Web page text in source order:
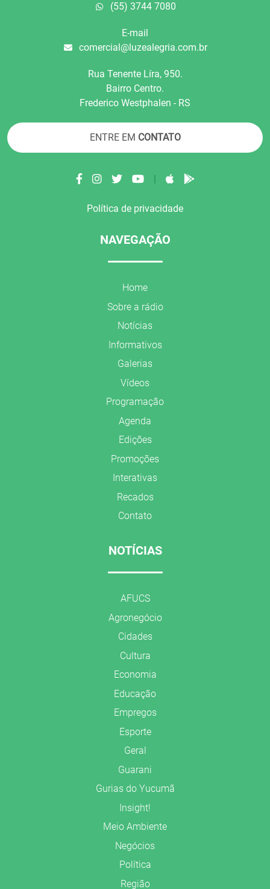
(55) 3744 7080
E-mail
comercial@luzealegria.com.br
Rua Tenente Líra, 950.
Bairro Centro.
Frederico Westphalen - RS
ENTRE EM CONTATO
|
Política de privacidade
NAVEGAÇÃO
Home
Sobre a rádio
Notícias
Informativos
Galerias
Vídeos
Programação
Agenda
Edições
Promoções
Interativas
Recados
Contato
NOTÍCIAS
AFUCS
Agronegócio
Cidades
Cultura
Economia
Educação
Empregos
Esporte
Geral
Guarani
Gurias do Yucumã
Insight!
Meio Ambiente
Negócios
Política
Região